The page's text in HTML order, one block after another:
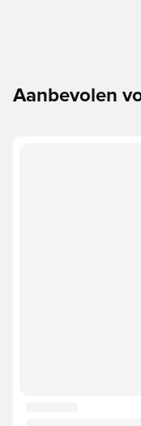
Aanbevolen